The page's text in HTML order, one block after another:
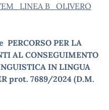
B_OLIVERO
PERCORSO PER LA
AL CONSEGUIMENTO
IN LINGUA
prot. 7689/2024 (D.M.